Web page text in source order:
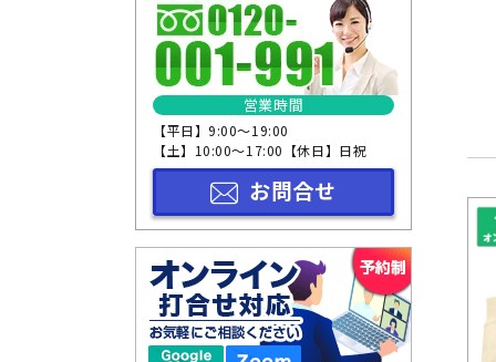
形状から選ぶ
本体色から選ぶ
営業時間
【平日】9:00～19:00
【土】10:00～17:00【休日】日祝
お問合せ